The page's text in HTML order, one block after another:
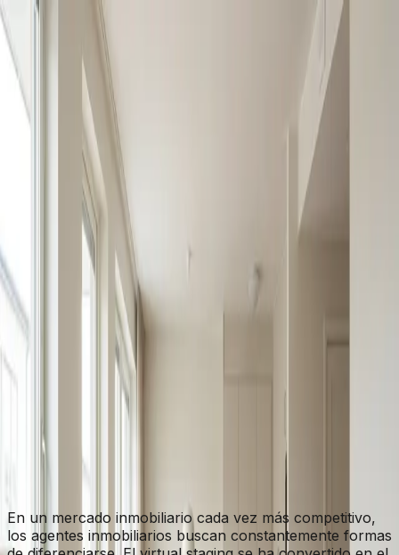
Skip to main content
LIFT MY PLACE
Inicio
Precios
🇪🇸
Cargando...
Blog
Virtual Staging para Agentes: La herramienta
que lo cambia todo
Profesionales 7 min de lectura
febrero de 2026
Virtual Staging para Agentes: La
herramienta que lo cambia todo
Cómo el virtual staging está transformando el día a día
de los agentes inmobiliarios y mejorando sus resultados
Romain Lafforgue
En un mercado inmobiliario cada vez más competitivo,
los agentes inmobiliarios buscan constantemente formas